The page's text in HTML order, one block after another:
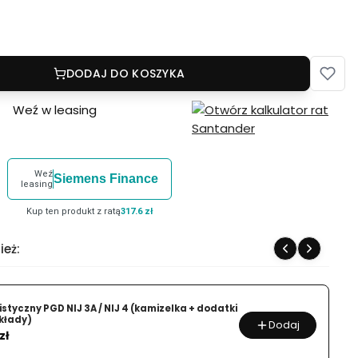
DODAJ DO KOSZYKA
Weź w leasing
Weź
leasingSiemens Finance
Kup ten produkt z ratą317.6 zł
PGD NIJ 3A / NIJ 4 (kamizelka + dodatki
Dodaj